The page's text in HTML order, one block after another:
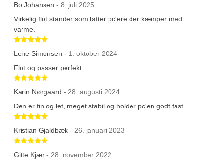
Bo Johansen - 8. juli 2025
Virkelig flot stander som løfter pc'ere der kæmper med
varme.
Betygsatt 5 av 5 stjärnor
Lene Simonsen - 1. oktober 2024
Flot og passer perfekt.
Betygsatt 5 av 5 stjärnor
Karin Nørgaard - 28. augusti 2024
Den er fin og let, meget stabil og holder pc'en godt fast
Betygsatt 5 av 5 stjärnor
Kristian Gjaldbæk - 26. januari 2023
Betygsatt 5 av 5 stjärnor
Gitte Kjær - 28. november 2022